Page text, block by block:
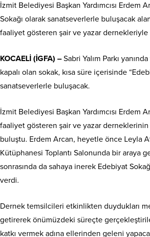
İzmit Belediyesi Başkan Yardımcısı Erdem
Sokağı olarak sanatseverlerle buluşacak
faaliyet gösteren şair ve yazar dernekleriyle
KOCAELİ (İGFA) – Sabri Yalım Parkı
kapalı olan sokak, kısa süre içerisinde
sanatseverlerle buluşacak.
İzmit Belediyesi Başkan Yardımcısı Erdem
faaliyet gösteren şair ve yazar
buluştu. Erdem Arcan, heyetle önce Leyla
Kütüphanesi Toplantı Salonunda bir araya
sonrasında da sahaya inerek Edebiyat
verdi.
Dernek temsilcileri etkinlikten duydukları
getirerek önümüzdeki süreçte
katkı vermek adına ellerinden geleni